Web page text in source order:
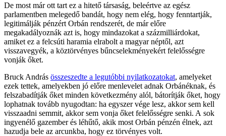
De most már ott tart ez a hitető társaság, beleértve az egész
parlamentben melegedő bandát, hogy nem elég, hogy fenntartják,
legitimálják pénzért Orbán rendszerét, de már előre
megakadályoznák azt is, hogy mindazokat a százmilliárdokat,
amiket ez a felcsúti haramia elrabolt a magyar néptől, azt
visszavegyék, a köztörvényes bűncselekményekért felelősségre
vonják őket.
Bruck András összeszedte a legutóbbi nyilatkozatokat, amelyeket
ezek tettek, amelyekben jó előre menlevelet adnak Orbánéknak, és
felszabadítják őket minden következmény alól, bátorítják őket, hogy
lophatnak tovább nyugodtan: ha egyszer vége lesz, akkor sem kell
visszaadni semmit, akkor sem vonja őket felelősségre senki. A sok
ingyenélő gazember és léhűtő, akik most Orbán pénzén élnek, azt
hazudja bele az arcunkba, hogy ez törvényes volt.